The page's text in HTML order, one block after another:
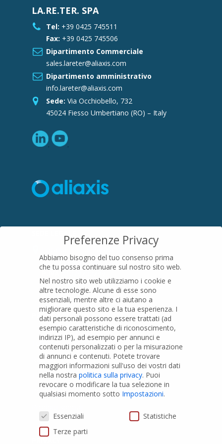
LA.RE.TER. SPA
Tel: +39 0425 745511
Fax: +39 0425 745506
Dipartimento Commerciale
sales.lareter@aliaxis.com
Dipartimento amministrativo
info.lareter@aliaxis.com
Sede: Via Occhiobello, 732
45024 Fiesso Umbertiano (RO) – Italy
16015 Casella (GE) – Italy
01079200299
PRODOTTI
Tubi PVC
Raccordi PVC
Tubi e Raccordi in PVC-A
Pozzi Artesiani
Preferenze Privacy
Abbiamo bisogno del tuo consenso prima
che tu possa continuare sul nostro sito web.
Nel nostro sito web utilizziamo i cookie e
altre tecnologie. Alcune di esse sono
essenziali, mentre altre ci aiutano a
migliorare questo sito e la tua esperienza. I
dati personali possono essere trattati (ad
esempio caratteristiche di riconoscimento,
indirizzi IP), ad esempio per annunci e
contenuti personalizzati o per la misurazione
di annunci e contenuti. Potete trovare
maggiori informazioni sull'uso dei vostri dati
nella nostra politica sulla privacy. Puoi
revocare o modificare la tua selezione in
qualsiasi momento sotto Impostazioni.
Preferenze Privacy
Essenziali
Statistiche
Terze parti